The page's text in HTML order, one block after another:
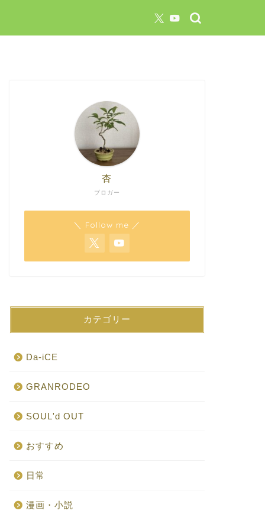
ブロガー
杏
＼ Follow me ／
カテゴリー
Da-iCE
GRANRODEO
SOUL'd OUT
おすすめ
日常
漫画・小説